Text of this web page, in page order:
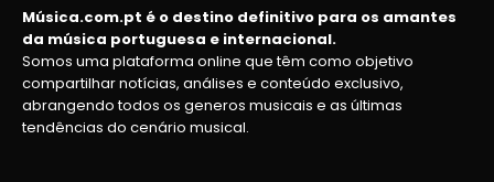
Música.com.pt é o destino definitivo para os amantes
da música portuguesa e internacional.
Somos uma plataforma online que têm como objetivo
compartilhar notícias, análises e conteúdo exclusivo,
abrangendo todos os generos musicais e as últimas
tendências do cenário musical.